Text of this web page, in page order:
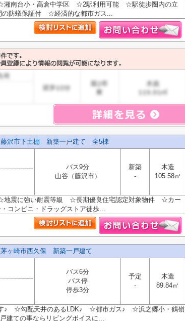
湘南台小・高倉中学区 ☆2駅利用可能 ☆駅徒歩圏内の立
防蟻保証付 ☆経済的な都市ガス...
藤沢市下土棚 新築一戸建て 全5棟
バス9分
山谷（藤沢市）
新築
-
木造
105.58㎡
地震に強い耐震等級 ☆長期優良住宅認定対象物件 ☆カー
コンビニ・ドラッグストア徒歩...
茅ヶ崎市西久保 新築一戸建て
バス6分
バス停
停歩3分
予定
-
木造
89.84㎡
す♪ ☆勾配天井のあるLDK♪ ☆都市ガス♪ ☆浜之郷小・鶴嶺
建ての事ならリビングボイスに...